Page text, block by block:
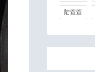
陆萱萱